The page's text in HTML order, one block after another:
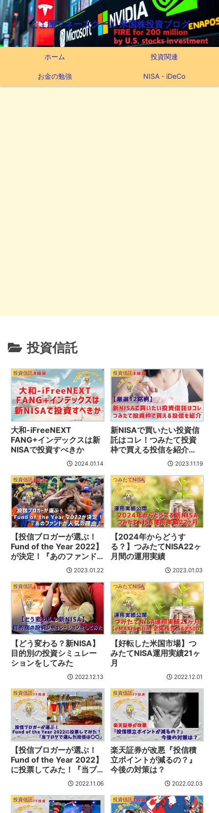
ここ屋マネースクール 米国株投資ブログ
ホーム 投資関連
お金の勉強 NISA・iDeCo
投資信託
投資信託
大和-iFreeNEXT
FANG+インデックスは新
NISAで投資すべきか
2024.01.14
投資信託
新NISAで買いたい投資信
託はコレ！つみたて投資
枠で買える投信を紹介
2023.11.19
投資信託
【投信ブロガーが選ぶ！
Fund of the Year 2022】
が決定！『あのファンド
2023.01.22
つみたてNISA
【2024年からどうす
る？】つみたてNISA22ヶ
月間の運用実績
2023.01.03
投資信託
【どう変わる？新NISA】
目的別の投資シミュレー
ションをしてみた
2022.12.13
つみたてNISA
【好転した米国市場】つ
みたてNISA運用実績21ヶ
月
2022.12.01
投資信託
【投信ブロガーが選ぶ！
Fund of the Year 2022】
に投票してみた！『当ブ
ログで選んだ投信は〇2022.11.06
投資信託
楽天証券が改悪『投信積
立ポイントが減るの？』
今後の対策は？
2022.02.03
投資信託 投資信託